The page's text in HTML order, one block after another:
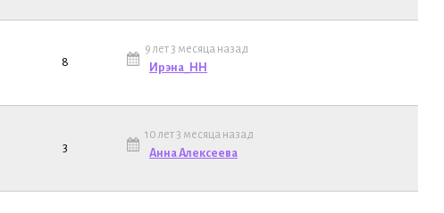
8
9 лет 3 месяца назад
Ирэна_НН
3
10 лет 3 месяца назад
Анна Алексеева